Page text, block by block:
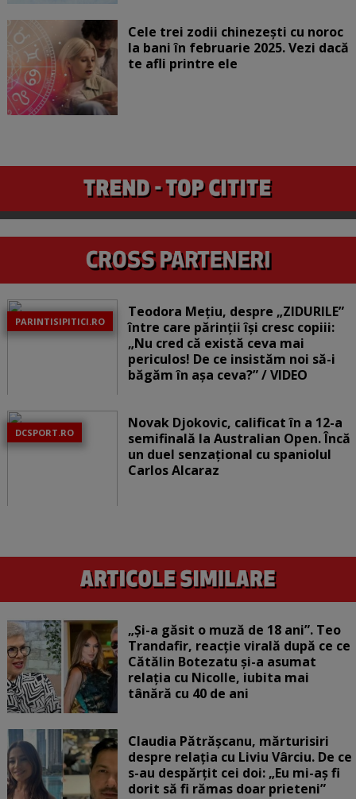
Cele trei zodii chinezești cu noroc
la bani în februarie 2025. Vezi dacă
te afli printre ele
PARINTISIPITICI.RO
Teodora Mețiu, despre „ZIDURILE”
între care părinții își cresc copiii:
„Nu cred că există ceva mai
periculos! De ce insistăm noi să-i
băgăm în așa ceva?” / VIDEO
DCSPORT.RO
Novak Djokovic, calificat în a 12-a
semifinală la Australian Open. Încă
un duel senzațional cu spaniolul
Carlos Alcaraz
„Și-a găsit o muză de 18 ani”. Teo
Trandafir, reacție virală după ce ce
Cătălin Botezatu și-a asumat
relația cu Nicolle, iubita mai
tânără cu 40 de ani
Claudia Pătrășcanu, mărturisiri
despre relația cu Liviu Vârciu. De ce
s-au despărțit cei doi: „Eu mi-aș fi
dorit să fi rămas doar prieteni”